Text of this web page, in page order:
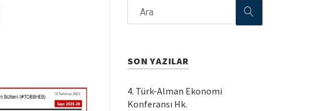
SON YAZILAR
4. Türk-Alman Ekonomi
Konferansı Hk.